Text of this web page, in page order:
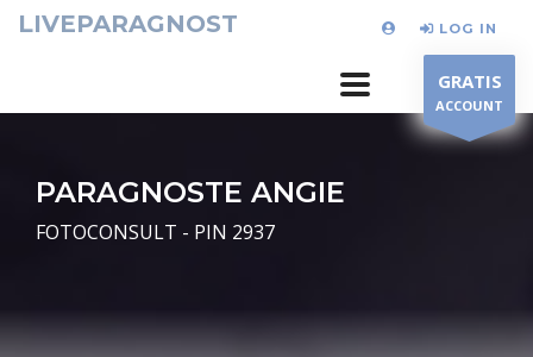
LIVEPARAGNOST LOG IN
GRATIS
ACCOUNT
PARAGNOSTE ANGIE
FOTOCONSULT - PIN 2937